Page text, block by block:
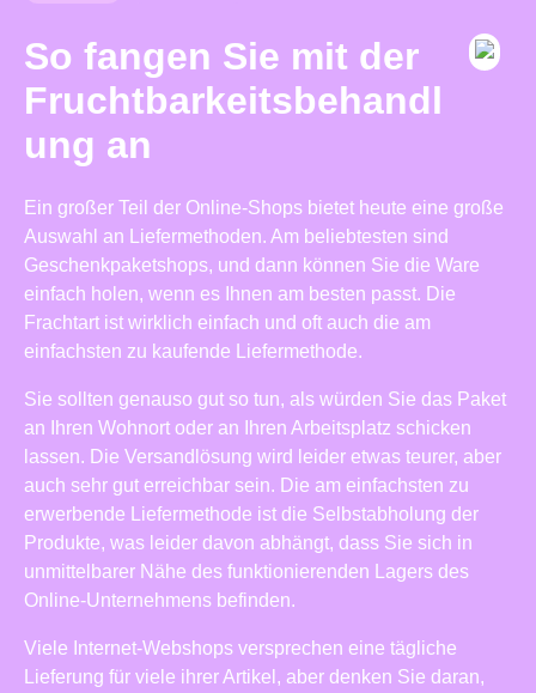
So fangen Sie mit der
Fruchtbarkeitsbehandl
ung an
Ein großer Teil der Online-Shops bietet heute eine große
Auswahl an Liefermethoden. Am beliebtesten sind
Geschenkpaketshops, und dann können Sie die Ware
einfach holen, wenn es Ihnen am besten passt. Die
Frachtart ist wirklich einfach und oft auch die am
einfachsten zu kaufende Liefermethode.
Sie sollten genauso gut so tun, als würden Sie das Paket
an Ihren Wohnort oder an Ihren Arbeitsplatz schicken
lassen. Die Versandlösung wird leider etwas teurer, aber
auch sehr gut erreichbar sein. Die am einfachsten zu
erwerbende Liefermethode ist die Selbstabholung der
Produkte, was leider davon abhängt, dass Sie sich in
unmittelbarer Nähe des funktionierenden Lagers des
Online-Unternehmens befinden.
Viele Internet-Webshops versprechen eine tägliche
Lieferung für viele ihrer Artikel, aber denken Sie daran,